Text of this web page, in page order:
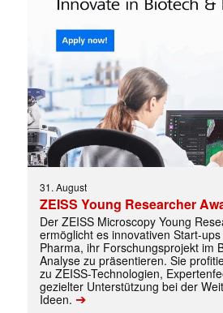
Mit dem
jede Woche aktuell
E-
Mail
(erforderlich)
31. August
ZEISS Young Researcher
Der ZEISS Microscopy Young
ermöglicht es innovativen Start-
Pharma, ihr Forschungsprojekt im
Analyse zu präsentieren. Sie
zu ZEISS-Technologien,
gezielter Unterstützung bei der
Ideen. ➔